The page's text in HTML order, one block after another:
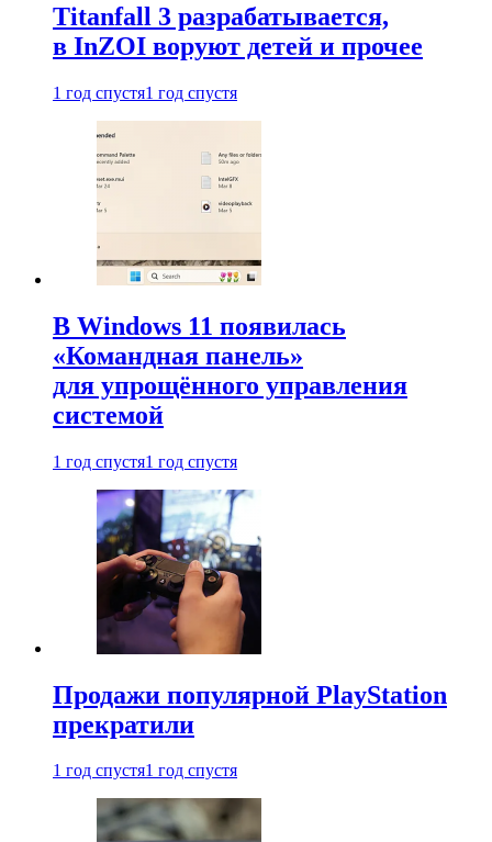
Titanfall 3 разрабатывается,
в InZOI воруют детей и прочее
1 год спустя1 год спустя
В Windows 11 появилась
«Командная панель»
для упрощённого управления
системой
1 год спустя1 год спустя
Продажи популярной PlayStation
прекратили
1 год спустя1 год спустя